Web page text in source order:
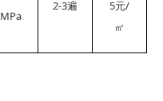
MPa
2-3遍 5元/
㎡